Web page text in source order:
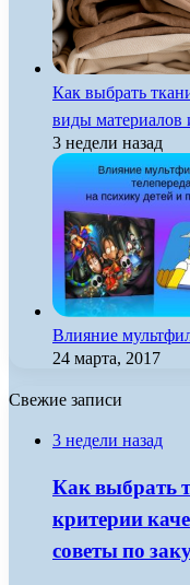
Как выбрать
виды материалов
3 недели назад
Влияние
24 марта, 2017
Свежие записи
3 недели назад
Как выбрать
критерии
советы по